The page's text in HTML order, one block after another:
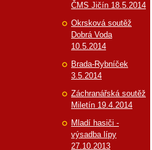
ČMS Jičín 18.5.2014
Okrsková soutěž
Dobrá Voda
10.5.2014
Brada-Rybníček
3.5.2014
Záchranářská soutěž
Miletín 19.4.2014
Mladí hasiči -
výsadba lípy
27.10.2013